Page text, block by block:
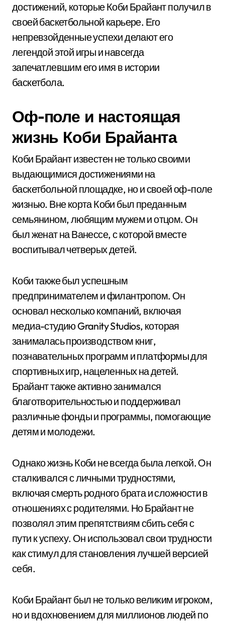
достижений, которые Коби Брайант получил в
своей баскетбольной карьере. Его
непревзойденные успехи делают его
легендой этой игры и навсегда
запечатлевшим его имя в истории
баскетбола.
Оф-поле и настоящая
жизнь Коби Брайанта
Коби Брайант известен не только своими
выдающимися достижениями на
баскетбольной площадке, но и своей оф-поле
жизнью. Вне корта Коби был преданным
семьянином, любящим мужем и отцом. Он
был женат на Ванессе, с которой вместе
воспитывал четверых детей.
Коби также был успешным
предпринимателем и филантропом. Он
основал несколько компаний, включая
медиа-студию Granity Studios, которая
занималась производством книг,
познавательных программ и платформы для
спортивных игр, нацеленных на детей.
Брайант также активно занимался
благотворительностью и поддерживал
различные фонды и программы, помогающие
детям и молодежи.
Однако жизнь Коби не всегда была легкой. Он
сталкивался с личными трудностями,
включая смерть родного брата и сложности в
отношениях с родителями. Но Брайант не
позволял этим препятствиям сбить себя с
пути к успеху. Он использовал свои трудности
как стимул для становления лучшей версией
себя.
Коби Брайант был не только великим игроком,
но и вдохновением для миллионов людей по